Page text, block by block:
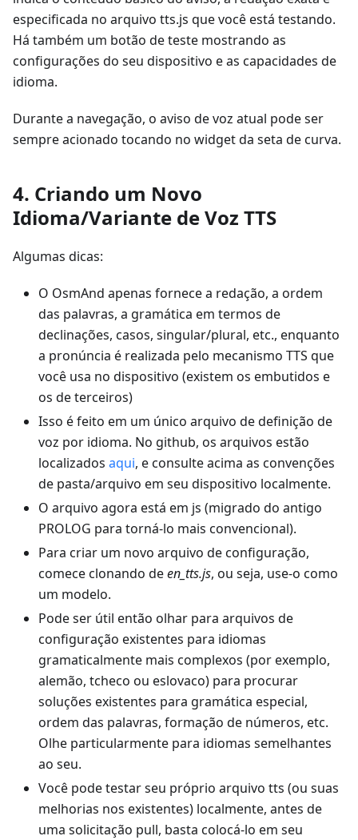
especificada no arquivo tts.js que você está testando.
Há também um botão de teste mostrando as
configurações do seu dispositivo e as capacidades de
idioma.
Durante a navegação, o aviso de voz atual pode ser
sempre acionado tocando no widget da seta de curva.
4. Criando um Novo
Idioma/Variante de Voz TTS
Algumas dicas:
O OsmAnd apenas fornece a redação, a ordem
das palavras, a gramática em termos de
declinações, casos, singular/plural, etc., enquanto
a pronúncia é realizada pelo mecanismo TTS que
você usa no dispositivo (existem os embutidos e
os de terceiros)
Isso é feito em um único arquivo de definição de
voz por idioma. No github, os arquivos estão
localizados aqui, e consulte acima as convenções
de pasta/arquivo em seu dispositivo localmente.
O arquivo agora está em js (migrado do antigo
PROLOG para torná-lo mais convencional).
Para criar um novo arquivo de configuração,
comece clonando deen_tts.js, ou seja, use-o como
um modelo.
Pode ser útil então olhar para arquivos de
configuração existentes para idiomas
gramaticalmente mais complexos (por exemplo,
alemão, tcheco ou eslovaco) para procurar
soluções existentes para gramática especial,
ordem das palavras, formação de números, etc.
Olhe particularmente para idiomas semelhantes
ao seu.
Você pode testar seu próprio arquivo tts (ou suas
melhorias nos existentes) localmente, antes de
uma solicitação pull, basta colocá-lo em seu